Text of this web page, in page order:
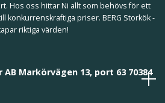
Hos oss hittar Ni allt som behövs för ett
konkurrenskraftiga priser. BERG Storkök -
riktiga värden!
AB Markörvägen 13, port 63 70384